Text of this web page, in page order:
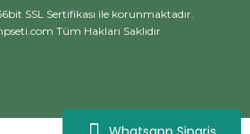
SSL Sertifikası ile korunmaktadır.
Tüm Hakları Saklıdır